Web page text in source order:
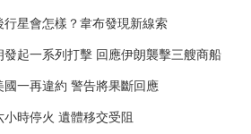
行星會怎樣？韋布發現新線索
發起一系列打擊 回應伊朗襲擊三艘商船
國一再違約 警告將果斷回應
小時停火 遺體移交受阻